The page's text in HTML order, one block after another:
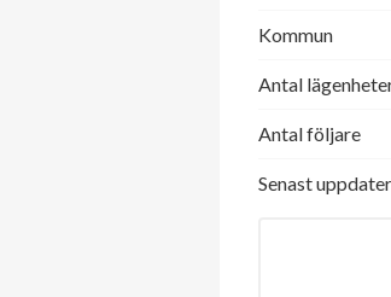
Kommun
Antal
Antal följare
Senast